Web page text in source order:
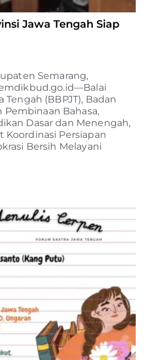
Jawa Tengah Siap
Semarang,
Tengah (BBPJT), Badan
Bahasa,
Dasar dan Menengah,
Koordinasi Persiapan
Bersih Melayani